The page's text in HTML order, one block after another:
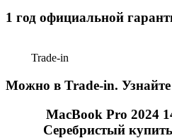
1 год официальной
Trade-in
Можно в Trade-in. Узнайте
MacBook Pro 2024
Серебристый